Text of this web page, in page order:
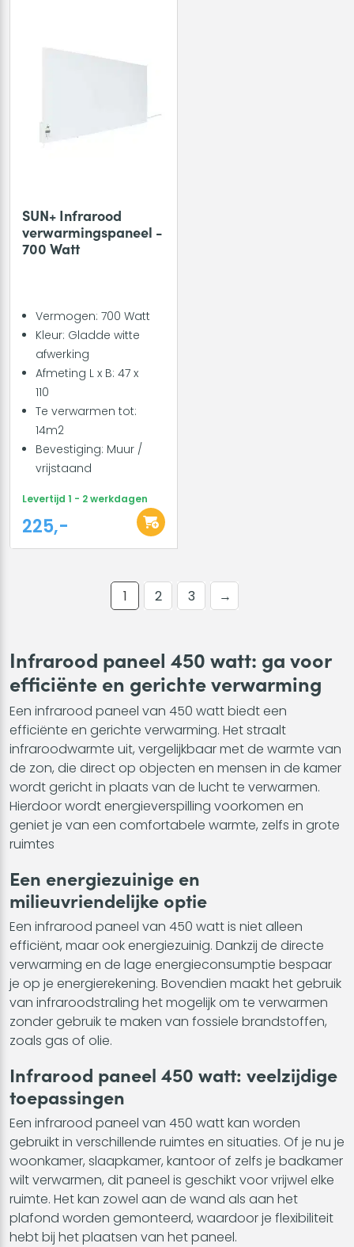
SUN+ Infrarood
verwarmingspaneel -
700 Watt
Vermogen: 700 Watt
Kleur: Gladde witte
afwerking
Afmeting L x B: 47 x
110
Te verwarmen tot:
14m2
Bevestiging: Muur /
vrijstaand
Levertijd 1 - 2 werkdagen
225,-
1 2 3 →
Infrarood paneel 450 watt: ga voor
efficiënte en gerichte verwarming
Een infrarood paneel van 450 watt biedt een
efficiënte en gerichte verwarming. Het straalt
infraroodwarmte uit, vergelijkbaar met de warmte van
de zon, die direct op objecten en mensen in de kamer
wordt gericht in plaats van de lucht te verwarmen.
Hierdoor wordt energieverspilling voorkomen en
geniet je van een comfortabele warmte, zelfs in grote
ruimtes
Een energiezuinige en
milieuvriendelijke optie
Een infrarood paneel van 450 watt is niet alleen
efficiënt, maar ook energiezuinig. Dankzij de directe
verwarming en de lage energieconsumptie bespaar
je op je energierekening. Bovendien maakt het gebruik
van infraroodstraling het mogelijk om te verwarmen
zonder gebruik te maken van fossiele brandstoffen,
zoals gas of olie.
Infrarood paneel 450 watt: veelzijdige
toepassingen
Een infrarood paneel van 450 watt kan worden
gebruikt in verschillende ruimtes en situaties. Of je nu je
woonkamer, slaapkamer, kantoor of zelfs je badkamer
wilt verwarmen, dit paneel is geschikt voor vrijwel elke
ruimte. Het kan zowel aan de wand als aan het
plafond worden gemonteerd, waardoor je flexibiliteit
hebt bij het plaatsen van het paneel.